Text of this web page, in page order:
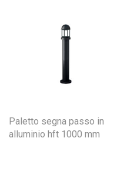
Paletto segna passo in
alluminio hft 1000 mm